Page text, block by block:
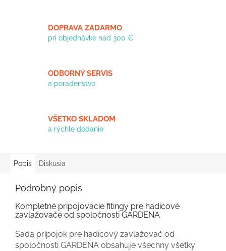
DOPRAVA ZADARMO
pri objednávke nad 300 €
ODBORNÝ SERVIS
a poradenstvo
VŠETKO SKLADOM
a rýchle dodanie
Popis Diskusia
Podrobný popis
Kompletné pripojovacie fitingy pre hadicové
zavlažovače od spoločnosti GARDENA
Sada prípojok pre hadicový zavlažovač od
spoločnosti GARDENA obsahuje všechny všetky